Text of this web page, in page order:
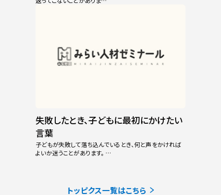
失敗したとき、子どもに最初にかけたい
言葉
子どもが失敗して落ち込んでいるとき、何と声をかければ
よいか迷うことがあります。 …
トッピクス一覧はこちら